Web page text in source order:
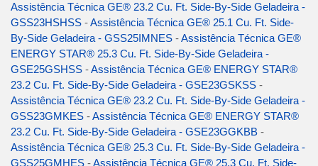
Assistência Técnica GE® 23.2 Cu. Ft. Side-By-Side Geladeira -
GSS23HSHSS -Assistência Técnica GE® 25.1 Cu. Ft. Side-
By-Side Geladeira - GSS25IMNES -Assistência Técnica GE®
ENERGY STAR® 25.3 Cu. Ft. Side-By-Side Geladeira -
GSE25GSHSS -Assistência Técnica GE® ENERGY STAR®
23.2 Cu. Ft. Side-By-Side Geladeira - GSE23GSKSS -
Assistência Técnica GE® 23.2 Cu. Ft. Side-By-Side Geladeira -
GSS23GMKES -Assistência Técnica GE® ENERGY STAR®
23.2 Cu. Ft. Side-By-Side Geladeira - GSE23GGKBB -
Assistência Técnica GE® 25.3 Cu. Ft. Side-By-Side Geladeira -
GSS25GMHES -Assistência Técnica GE® 25.3 Cu. Ft. Side-